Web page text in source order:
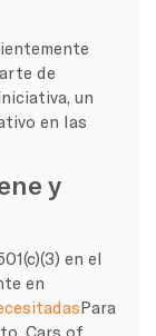
de
un
en las
y
en el
en
Para
Cars of